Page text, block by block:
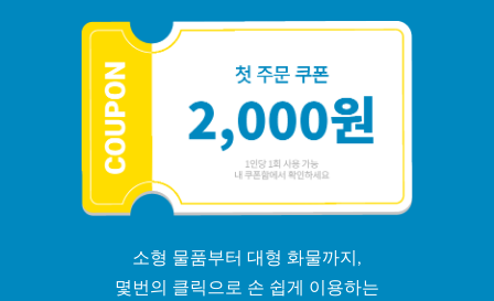
소형 물품부터 대형 화물까지,
몇번의 클릭으로 손 쉽게 이용하는